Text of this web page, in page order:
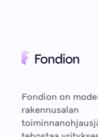
Fondion on
rakennusalan